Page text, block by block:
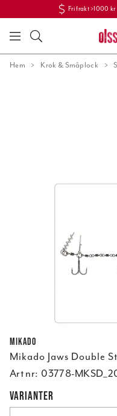
Fri frakt >1000 kr
Hem Krok & Småplock
Mikado
Mikado Jaws Double
Art nr: 03778-
VARIANTER